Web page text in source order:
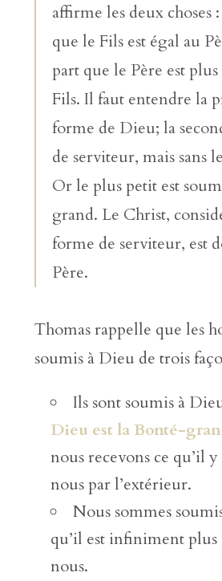
affirme les deux choses
que le Fils est égal au
part que le Père est
Fils. Il faut entendre la
forme de Dieu; la
de serviteur, mais sans
Or le plus petit est
grand. Le Christ,
forme de serviteur, est
Père.
Thomas rappelle que les
soumis à Dieu de trois
Ils sont soumis à
Dieu est la Bonté-
nous recevons ce qu’il
nous par l’extérieur.
Nous sommes
qu’il est infiniment plus
nous.